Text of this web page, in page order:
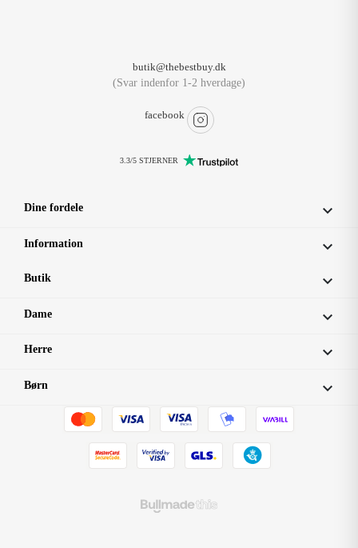
butik@thebestbuy.dk
(Svar indenfor 1-2 hverdage)
facebook
3.3/5 STJERNER
Dine fordele 
Information 
Butik 
Dame 
Herre 
Børn 